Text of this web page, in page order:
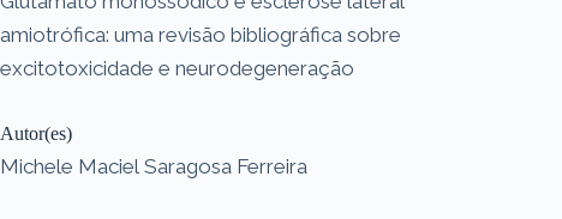
amiotrófica: uma revisão bibliográfica sobre
excitotoxicidade e neurodegeneração
Autor(es)
Michele Maciel Saragosa Ferreira